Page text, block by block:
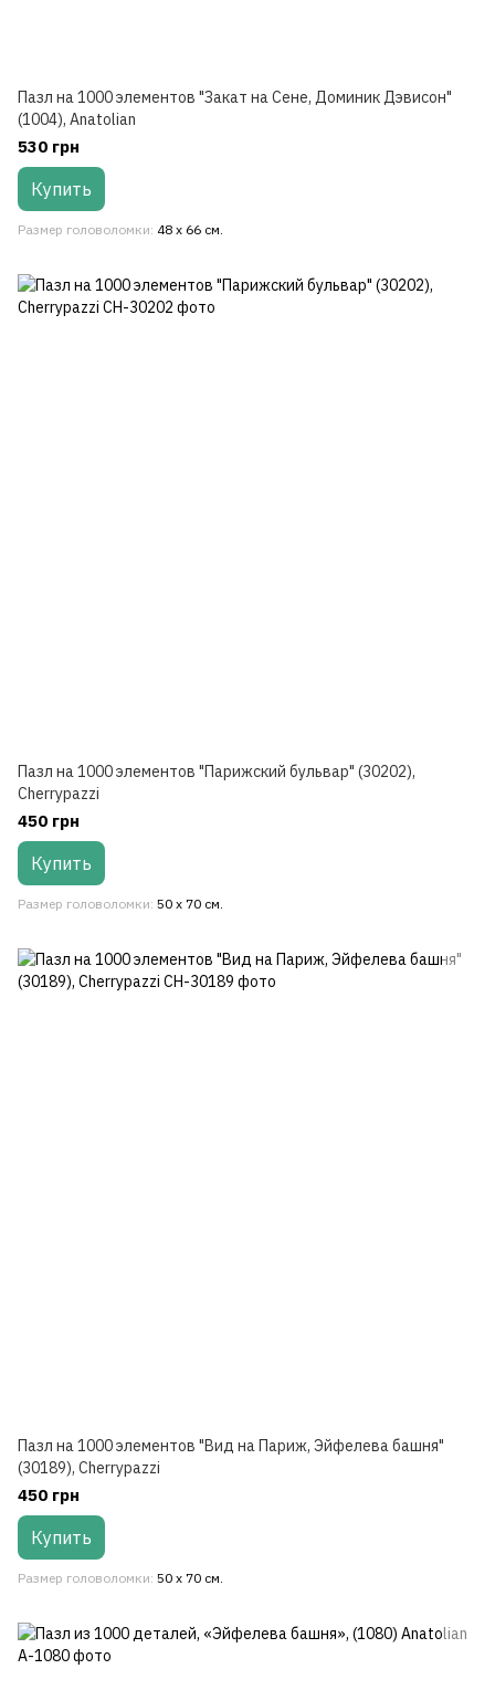
Пазл на 1000 элементов "Закат на Сене, Доминик Дэвисон"
(1004), Anatolian
530 грн
Купить
Размер головоломки 48 х 66 см.
Пазл на 1000 элементов "Парижский бульвар" (30202),
Cherrypazzi
450 грн
Купить
Размер головоломки 50 x 70 см.
Пазл на 1000 элементов "Вид на Париж, Эйфелева башня"
(30189), Cherrypazzi
450 грн
Купить
Размер головоломки 50 x 70 см.